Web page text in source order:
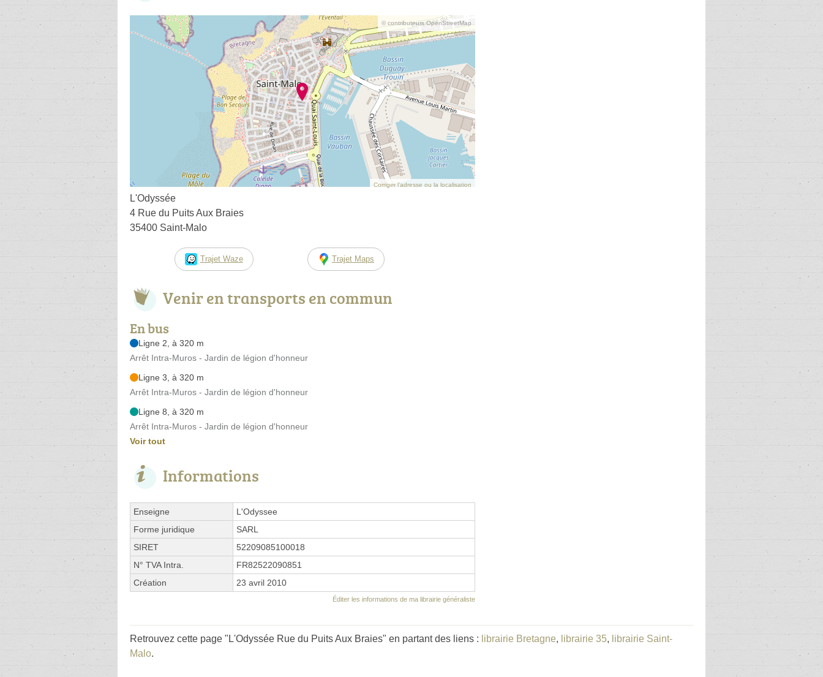
© contributeurs OpenStreetMap
Corriger l’adresse ou la localisation
L'Odyssée
4 Rue du Puits Aux Braies
35400 Saint-Malo
Trajet Waze Trajet Maps
Venir en transports en commun
En bus
Ligne 2, à 320 m
Arrêt Intra-Muros - Jardin de légion d'honneur
Ligne 3, à 320 m
Arrêt Intra-Muros - Jardin de légion d'honneur
Ligne 8, à 320 m
Arrêt Intra-Muros - Jardin de légion d'honneur
Voir tout
Informations
Enseigne
L'Odyssee
Forme juridique
SARL
SIRET
52209085100018
N° TVA Intra.
FR82522090851
Création
23 avril 2010
Éditer les informations de ma librairie généraliste
Retrouvez cette page "L'Odyssée Rue du Puits Aux Braies" en partant des liens : librairie Bretagne, librairie 35, librairie Saint-
Malo.